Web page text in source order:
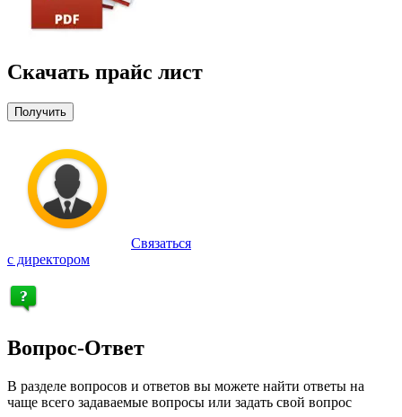
Скачать прайс лист
Получить
Связаться
с директором
Вопрос-Ответ
В разделе вопросов и ответов вы можете найти ответы на
чаще всего задаваемые вопросы или задать свой вопрос